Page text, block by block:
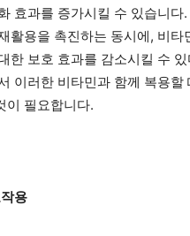
효과를 증가시킬 수 있습니다
활용을 촉진하는 동시에, 비타
한 보호 효과를 감소시킬 수
이러한 비타민과 함께 복용할
이 필요합니다.
용